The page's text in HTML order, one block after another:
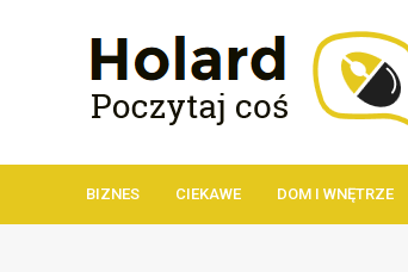
BIZNES CIEKAWE DOM I WNĘTRZE